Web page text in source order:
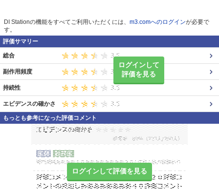
DI Stationの機能をすべてご利用いただくには、 m3.comへのログインが必要で
す。
評価サマリー
ログインして
評価を見る
総合
副作用頻度
持続性
エビデンスの確かさ
もっとも参考になった評価コメント
ログインして評価を見る